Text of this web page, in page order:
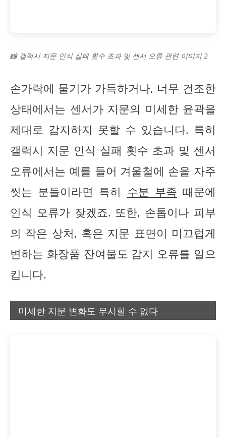
📸 갤럭시 지문 인식 실패 횟수 초과 및 센서 오류 관련 이미지 2
손가락에 물기가 가득하거나, 너무 건조한
상태에서는 센서가 지문의 미세한 윤곽을
제대로 감지하지 못할 수 있습니다. 특히
갤럭시 지문 인식 실패 횟수 초과 및 센서
오류에서는 예를 들어 겨울철에 손을 자주
씻는 분들이라면 특히 수분 부족 때문에
인식 오류가 잦겠죠. 또한, 손톱이나 피부
의 작은 상처, 혹은 지문 표면이 미끄럽게
변하는 화장품 잔여물도 감지 오류를 일으
킵니다.
미세한 지문 변화도 무시할 수 없다